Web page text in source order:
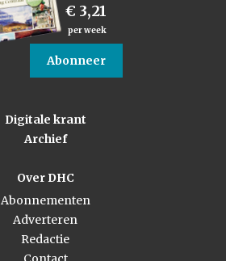
€ 3,21
per week
Abonneer
Digitale krant
Archief
Over DHC
Abonnementen
Adverteren
Redactie